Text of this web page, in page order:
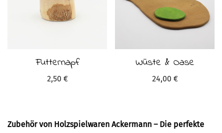
Futternapf
2,50 €
Wüste & Oase
24,00 €
Zubehör von Holzspielwaren Ackermann – Die perfekte